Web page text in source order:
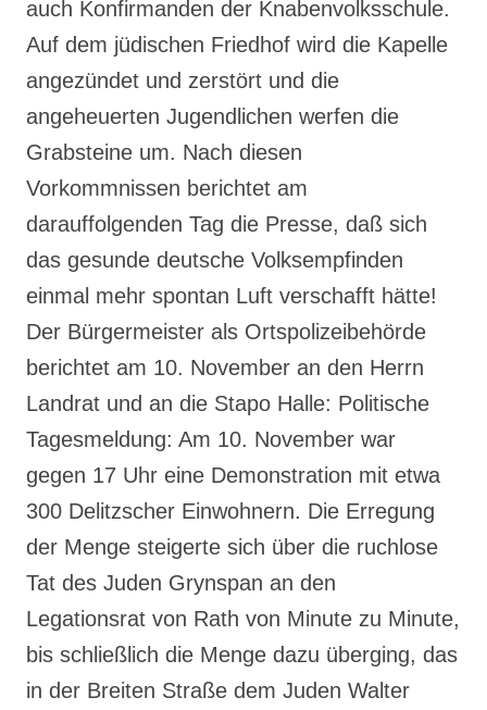
auch Konfirmanden der Knabenvolksschule.
Auf dem jüdischen Friedhof wird die Kapelle
angezündet und zerstört und die
angeheuerten Jugendlichen werfen die
Grabsteine um. Nach diesen
Vorkommnissen berichtet am
darauffolgenden Tag die Presse, daß sich
das gesunde deutsche Volksempfinden
einmal mehr spontan Luft verschafft hätte!
Der Bürgermeister als Ortspolizeibehörde
berichtet am 10. November an den Herrn
Landrat und an die Stapo Halle: Politische
Tagesmeldung: Am 10. November war
gegen 17 Uhr eine Demonstration mit etwa
300 Delitzscher Einwohnern. Die Erregung
der Menge steigerte sich über die ruchlose
Tat des Juden Grynspan an den
Legationsrat von Rath von Minute zu Minute,
bis schließlich die Menge dazu überging, das
in der Breiten Straße dem Juden Walter